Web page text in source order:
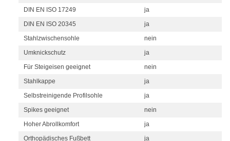
DIN EN ISO 17249
ja
DIN EN ISO 20345
ja
Stahlzwischensohle
nein
Umknickschutz
ja
Für Steigeisen geeignet
nein
Stahlkappe
ja
Selbstreinigende Profilsohle
ja
Spikes geeignet
nein
Hoher Abrollkomfort
ja
Orthopädisches Fußbett
ja